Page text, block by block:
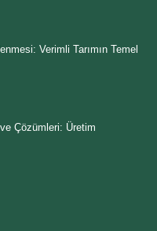
Verimli Tarımın Temel
Çözümleri: Üretim